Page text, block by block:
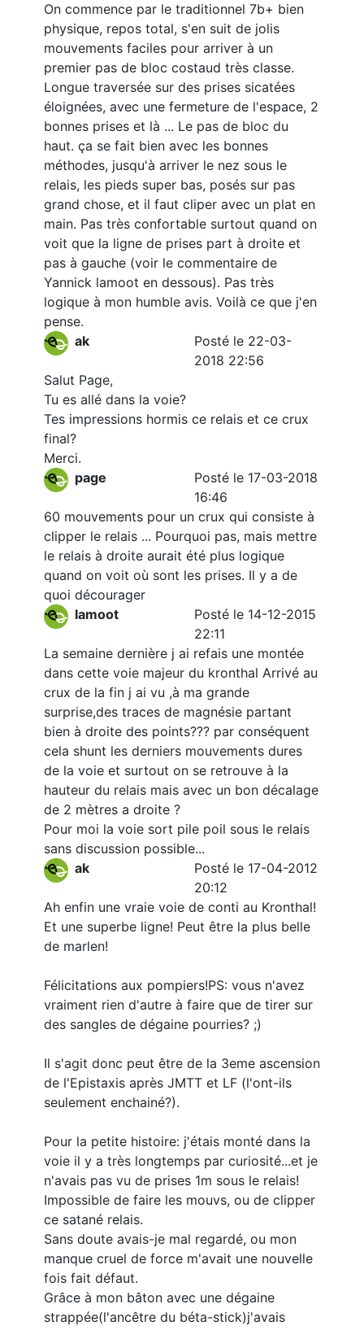
On commence par le traditionnel 7b+ bien
physique, repos total, s'en suit de jolis
mouvements faciles pour arriver à un
premier pas de bloc costaud très classe.
Longue traversée sur des prises sicatées
éloignées, avec une fermeture de l'espace, 2
bonnes prises et là ... Le pas de bloc du
haut. ça se fait bien avec les bonnes
méthodes, jusqu'à arriver le nez sous le
relais, les pieds super bas, posés sur pas
grand chose, et il faut cliper avec un plat en
main. Pas très confortable surtout quand on
voit que la ligne de prises part à droite et
pas à gauche (voir le commentaire de
Yannick lamoot en dessous). Pas très
logique à mon humble avis. Voilà ce que j'en
pense.
ak
Posté le 22-03-
2018 22:56
Salut Page,
Tu es allé dans la voie?
Tes impressions hormis ce relais et ce crux
final?
Merci.
page
Posté le 17-03-2018
16:46
60 mouvements pour un crux qui consiste à
clipper le relais ... Pourquoi pas, mais mettre
le relais à droite aurait été plus logique
quand on voit où sont les prises. Il y a de
quoi décourager
lamoot
Posté le 14-12-2015
22:11
La semaine dernière j ai refais une montée
dans cette voie majeur du kronthal Arrivé au
crux de la fin j ai vu ,à ma grande
surprise,des traces de magnésie partant
bien à droite des points??? par conséquent
cela shunt les derniers mouvements dures
de la voie et surtout on se retrouve à la
hauteur du relais mais avec un bon décalage
de 2 mètres a droite ?
Pour moi la voie sort pile poil sous le relais
sans discussion possible...
ak
Posté le 17-04-2012
20:12
Ah enfin une vraie voie de conti au Kronthal!
Et une superbe ligne! Peut être la plus belle
de marlen!
Félicitations aux pompiers!PS: vous n'avez
vraiment rien d'autre à faire que de tirer sur
des sangles de dégaine pourries? ;)
Il s'agit donc peut être de la 3eme ascension
de l'Epistaxis après JMTT et LF (l'ont-ils
seulement enchainé?).
Pour la petite histoire: j'étais monté dans la
voie il y a très longtemps par curiosité...et je
n'avais pas vu de prises 1m sous le relais!
Impossible de faire les mouvs, ou de clipper
ce satané relais.
Sans doute avais-je mal regardé, ou mon
manque cruel de force m'avait une nouvelle
fois fait défaut.
Grâce à mon bâton avec une dégaine
strappée(l'ancêtre du béta-stick)j'avais